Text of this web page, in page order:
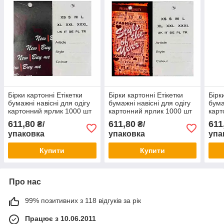
Бірки картонні Етікетки
бумажні навісні для одігу
картонний ярлик 1000 шт
611,80 ₴/
упаковка
Купити
Бірки картонні Етікетки
бумажні навісні для одігу
картонний ярлик 1000 шт
611,80₴/
упаковка
Купити
Про нас
99% позитивних з 118 відгуків за рік
Працює з 10.06.2011